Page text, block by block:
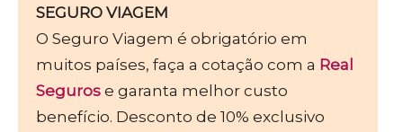
SEGURO VIAGEM
O Seguro Viagem é obrigatório em
muitos países, faça a cotação com a Real
Seguros e garanta melhor custo
benefício. Desconto de 10% exclusivo